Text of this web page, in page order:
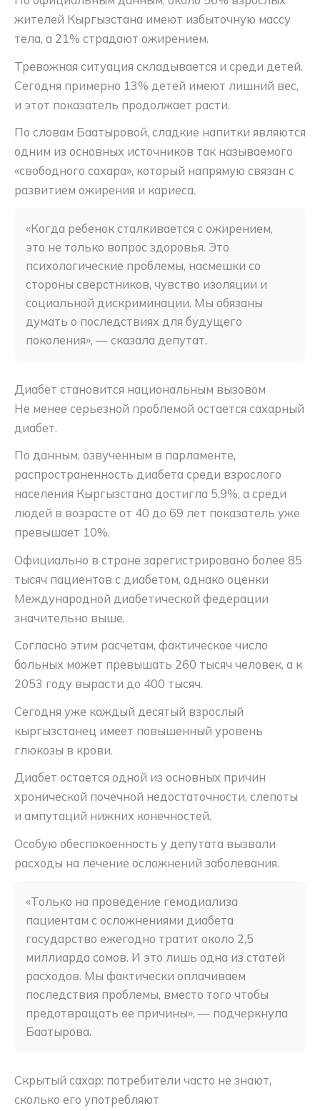
жителей Кыргызстана имеют избыточную массу
тела, а 21% страдают ожирением.
Тревожная ситуация складывается и среди детей.
Сегодня примерно 13% детей имеют лишний вес,
и этот показатель продолжает расти.
По словам Баатыровой, сладкие напитки являются
одним из основных источников так называемого
«свободного сахара», который напрямую связан с
развитием ожирения и кариеса.
«Когда ребенок сталкивается с ожирением,
это не только вопрос здоровья. Это
психологические проблемы, насмешки со
стороны сверстников, чувство изоляции и
социальной дискриминации. Мы обязаны
думать о последствиях для будущего
поколения», — сказала депутат.
Диабет становится национальным вызовом
Не менее серьезной проблемой остается сахарный
диабет.
По данным, озвученным в парламенте,
распространенность диабета среди взрослого
населения Кыргызстана достигла 5,9%, а среди
людей в возрасте от 40 до 69 лет показатель уже
превышает 10%.
Официально в стране зарегистрировано более 85
тысяч пациентов с диабетом, однако оценки
Международной диабетической федерации
значительно выше.
Согласно этим расчетам, фактическое число
больных может превышать 260 тысяч человек, а к
2053 году вырасти до 400 тысяч.
Сегодня уже каждый десятый взрослый
кыргызстанец имеет повышенный уровень
глюкозы в крови.
Диабет остается одной из основных причин
хронической почечной недостаточности, слепоты
и ампутаций нижних конечностей.
Особую обеспокоенность у депутата вызвали
расходы на лечение осложнений заболевания.
«Только на проведение гемодиализа
пациентам с осложнениями диабета
государство ежегодно тратит около 2,5
миллиарда сомов. И это лишь одна из статей
расходов. Мы фактически оплачиваем
последствия проблемы, вместо того чтобы
предотвращать ее причины», — подчеркнула
Баатырова.
Скрытый сахар: потребители часто не знают,
сколько его употребляют